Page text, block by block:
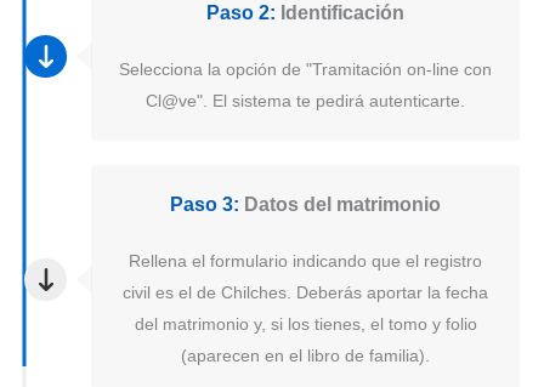
Paso 2: Identificación
Selecciona la opción de "Tramitación on-line con
Cl@ve". El sistema te pedirá autenticarte.
Paso 3: Datos del matrimonio
Rellena el formulario indicando que el registro
civil es el de Chilches. Deberás aportar la fecha
del matrimonio y, si los tienes, el tomo y folio
(aparecen en el libro de familia).